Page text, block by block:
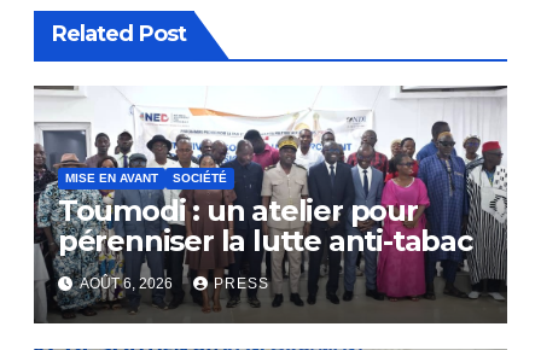
Related Post
MISE EN AVANT SOCIÉTÉ
Toumodi : un atelier pour
pérenniser la lutte anti-tabac
AOÛT 6, 2026 PRESS